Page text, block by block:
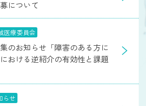
について
医療委員会
のお知らせ「障害のある方に
おける逆紹介の有効性と課題
らせ